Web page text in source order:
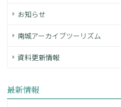
お知らせ
南城アーカイブツーリズム
資料更新情報
最新情報